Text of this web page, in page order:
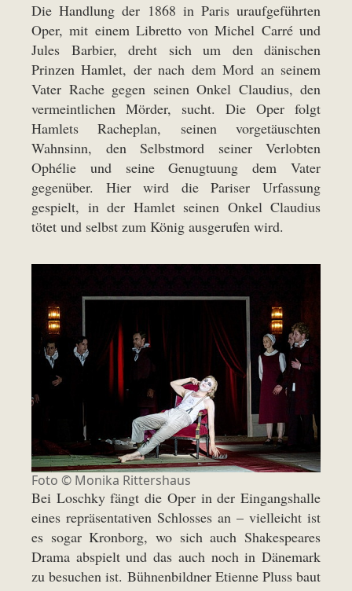
Die Handlung der 1868 in Paris uraufgeführten
Oper, mit einem Libretto von Michel Carré und
Jules Barbier, dreht sich um den dänischen
Prinzen Hamlet, der nach dem Mord an seinem
Vater Rache gegen seinen Onkel Claudius, den
vermeintlichen Mörder, sucht. Die Oper folgt
Hamlets Racheplan, seinen vorgetäuschten
Wahnsinn, den Selbstmord seiner Verlobten
Ophélie und seine Genugtuung dem Vater
gegenüber. Hier wird die Pariser Urfassung
gespielt, in der Hamlet seinen Onkel Claudius
tötet und selbst zum König ausgerufen wird.
Foto © Monika Rittershaus
Bei Loschky fängt die Oper in der Eingangshalle
eines repräsentativen Schlosses an – vielleicht ist
es sogar Kronborg, wo sich auch Shakespeares
Drama abspielt und das auch noch in Dänemark
zu besuchen ist. Bühnenbildner Etienne Pluss baut